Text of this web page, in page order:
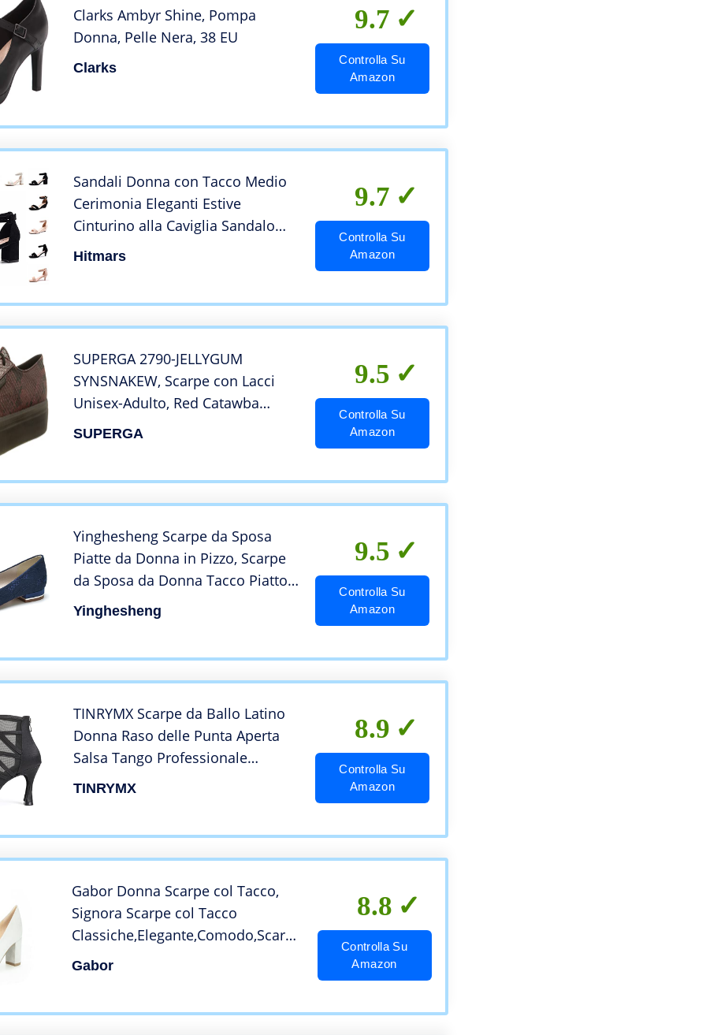
Clarks Ambyr Shine, Pompa
Donna, Pelle Nera, 38 EU
Clarks
9.7
Controlla Su
Amazon
Sandali Donna con Tacco Medio
Cerimonia Eleganti Estive
Cinturino alla Caviglia Sandalo
Scarpe Zeppa Donna Punta
Hitmars
9.7
Controlla Su
Amazon
SUPERGA 2790-JELLYGUM
SYNSNAKEW, Scarpe con Lacci
Unisex-Adulto, Red Catawba
Grape, 38 EU
SUPERGA
9.5
Controlla Su
Amazon
Yinghesheng Scarpe da Sposa
Piatte da Donna in Pizzo, Scarpe
da Sposa da Donna Tacco Piatto
Punta Tonda Elegante Mocassino
da Sposa in Pizzo per Feste,Navy
Yinghesheng
9.5
Controlla Su
Amazon
TINRYMX Scarpe da Ballo Latino
Donna Raso delle Punta Aperta
Salsa Tango Professionale
Ballroom Scarpe da Ballo,YCL445-
TINRYMX
8.9
Controlla Su
Amazon
Gabor Donna Scarpe col Tacco,
Signora Scarpe col Tacco
Classiche,Elegante,Comodo,Scarpe
Business,Scarpe del
Gabor
8.8
Controlla Su
Amazon